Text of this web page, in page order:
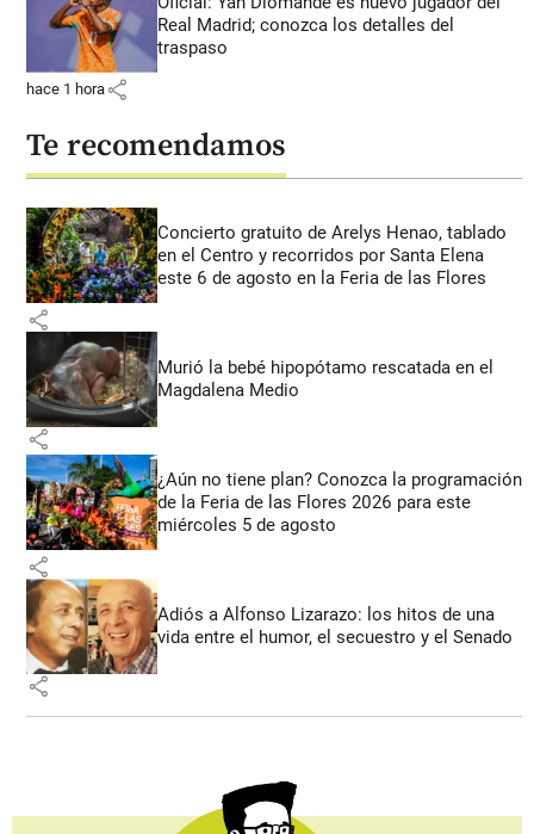
Real Madrid; conozca los detalles del
traspaso
hace 1 hora share
Te recomendamos
Concierto gratuito de Arelys Henao, tablado
en el Centro y recorridos por Santa Elena
este 6 de agosto en la Feria de las Flores
share
Murió la bebé hipopótamo rescatada en el
Magdalena Medio
share
¿Aún no tiene plan? Conozca la programación
de la Feria de las Flores 2026 para este
miércoles 5 de agosto
share
Adiós a Alfonso Lizarazo: los hitos de una
vida entre el humor, el secuestro y el Senado
share